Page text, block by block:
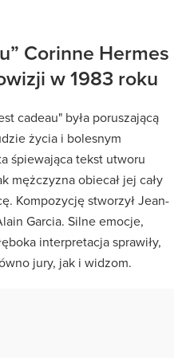
Corinne Hermes
w 1983 roku
cadeau" była poruszającą
życia i bolesnym
śpiewająca tekst utworu
mężczyzna obiecał jej cały
Kompozycję stworzył Jean-
Garcia. Silne emocje,
interpretacja sprawiły,
jury, jak i widzom.